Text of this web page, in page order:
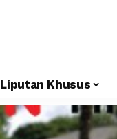
Liputan Khusus